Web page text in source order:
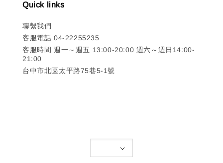
Quick links
聯繫我們
客服電話 04-22255235
客服時間 週一～週五 13:00-20:00 週六～週日14:00-
21:00
台中市北區太平路75巷5-1號